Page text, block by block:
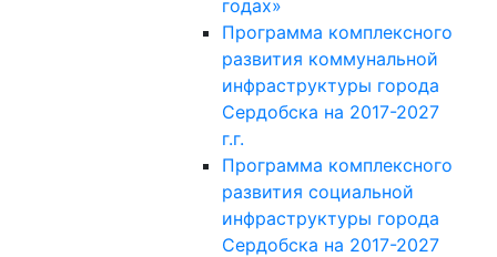
годах»
Программа комплексного
развития коммунальной
инфраструктуры города
Сердобска на 2017-2027
г.г.
Программа комплексного
развития социальной
инфраструктуры города
Сердобска на 2017-2027